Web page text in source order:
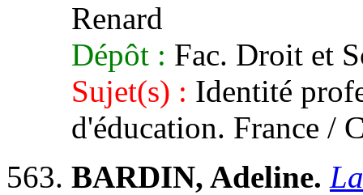
Renard
Dépôt : Fac. Droit et
Sujet(s) : Identité
d'éducation. France /
BARDIN, Adeline.